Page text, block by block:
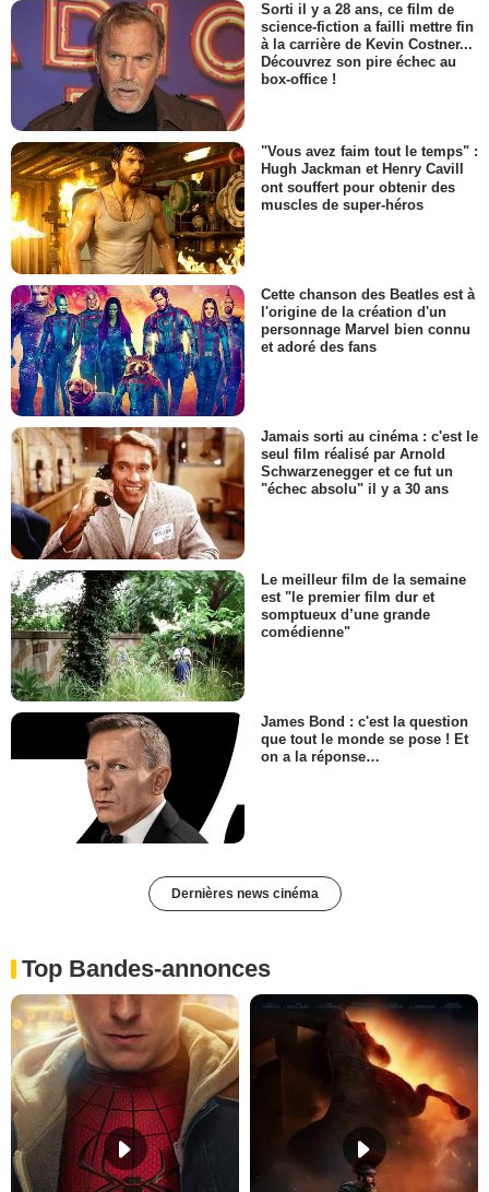
Sorti il y a 28 ans, ce film de
science-fiction a failli mettre fin
à la carrière de Kevin Costner...
Découvrez son pire échec au
box-office !
"Vous avez faim tout le temps" :
Hugh Jackman et Henry Cavill
ont souffert pour obtenir des
muscles de super-héros
Cette chanson des Beatles est à
l'origine de la création d'un
personnage Marvel bien connu
et adoré des fans
Jamais sorti au cinéma : c'est le
seul film réalisé par Arnold
Schwarzenegger et ce fut un
"échec absolu" il y a 30 ans
Le meilleur film de la semaine
est "le premier film dur et
somptueux d’une grande
comédienne"
James Bond : c'est la question
que tout le monde se pose ! Et
on a la réponse…
Dernières news cinéma
Top Bandes-annonces